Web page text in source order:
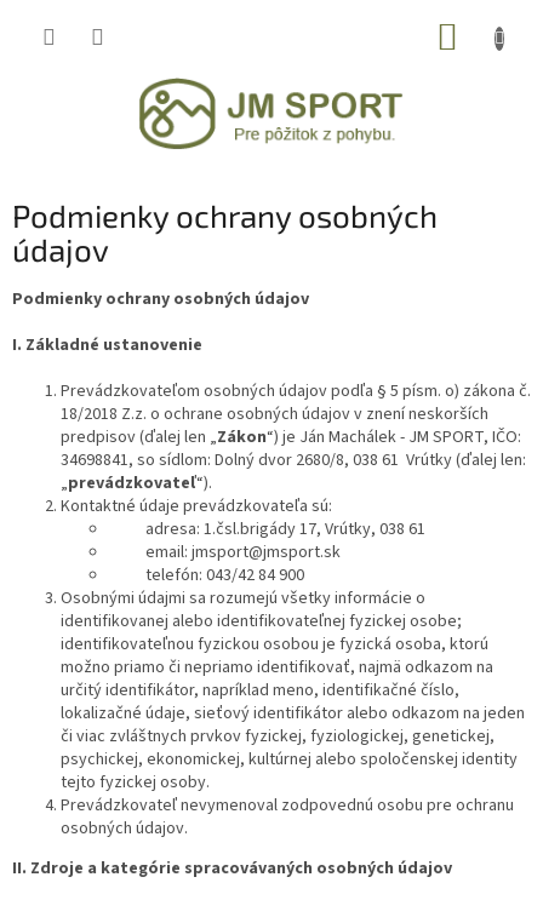
Podmienky ochrany osobných
údajov
Podmienky ochrany osobných údajov
I. Základné ustanovenie
Prevádzkovateľom osobných údajov podľa § 5 písm. o) zákona č.
18/2018 Z.z. o ochrane osobných údajov v znení neskorších
predpisov (ďalej len „Zákon“) je Ján Machálek - JM SPORT, IČO:
34698841, so sídlom: Dolný dvor 2680/8, 038 61 Vrútky (ďalej len:
„prevádzkovateľ“).
Kontaktné údaje prevádzkovateľa sú:
adresa: 1.čsl.brigády 17, Vrútky, 038 61
email: jmsport@jmsport.sk
telefón: 043/42 84 900
Osobnými údajmi sa rozumejú všetky informácie o
identifikovanej alebo identifikovateľnej fyzickej osobe;
identifikovateľnou fyzickou osobou je fyzická osoba, ktorú
možno priamo či nepriamo identifikovať, najmä odkazom na
určitý identifikátor, napríklad meno, identifikačné číslo,
lokalizačné údaje, sieťový identifikátor alebo odkazom na jeden
či viac zvláštnych prvkov fyzickej, fyziologickej, genetickej,
psychickej, ekonomickej, kultúrnej alebo spoločenskej identity
tejto fyzickej osoby.
Prevádzkovateľ nevymenoval zodpovednú osobu pre ochranu
osobných údajov.
II. Zdroje a kategórie spracovávaných osobných údajov